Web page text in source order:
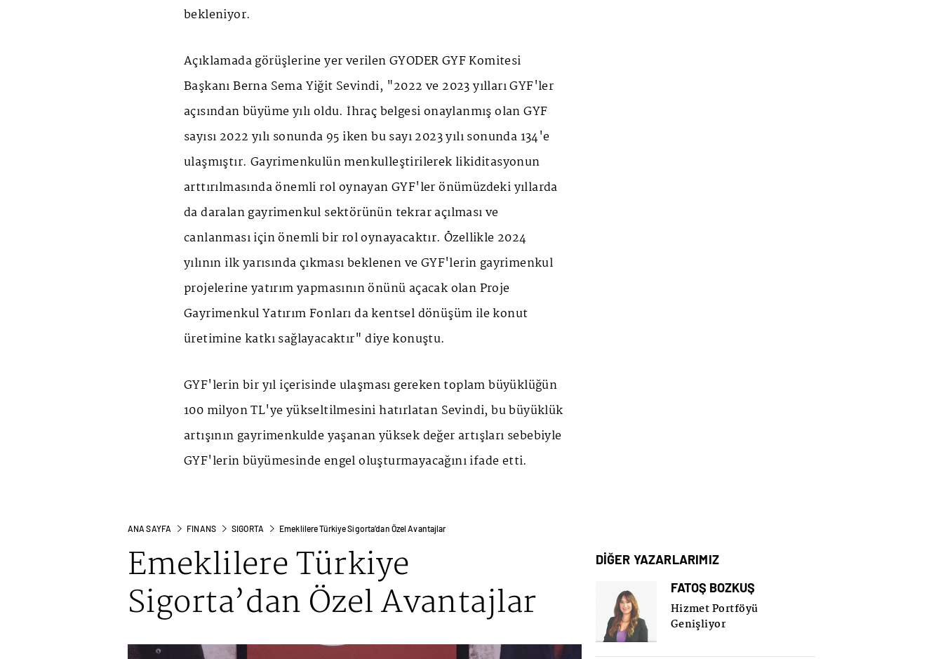
bekleniyor.
Açıklamada görüşlerine yer verilen GYODER GYF Komitesi
Başkanı Berna Sema Yiğit Sevindi, "2022 ve 2023 yılları GYF'ler
açısından büyüme yılı oldu. İhraç belgesi onaylanmış olan GYF
sayısı 2022 yılı sonunda 95 iken bu sayı 2023 yılı sonunda 134'e
ulaşmıştır. Gayrimenkulün menkulleştirilerek likiditasyonun
arttırılmasında önemli rol oynayan GYF'ler önümüzdeki yıllarda
da daralan gayrimenkul sektörünün tekrar açılması ve
canlanması için önemli bir rol oynayacaktır. Özellikle 2024
yılının ilk yarısında çıkması beklenen ve GYF'lerin gayrimenkul
projelerine yatırım yapmasının önünü açacak olan Proje
Gayrimenkul Yatırım Fonları da kentsel dönüşüm ile konut
üretimine katkı sağlayacaktır" diye konuştu.
GYF'lerin bir yıl içerisinde ulaşması gereken toplam büyüklüğün
100 milyon TL'ye yükseltilmesini hatırlatan Sevindi, bu büyüklük
artışının gayrimenkulde yaşanan yüksek değer artışları sebebiyle
GYF'lerin büyümesinde engel oluşturmayacağını ifade etti.
ANA SAYFA FINANS SIGORTA Emeklilere Türkiye Sigorta’dan Özel Avantajlar
Emeklilere Türkiye
Sigorta’dan Özel Avantajlar
DİĞER YAZARLARIMIZ
FATOŞ BOZKUŞ
Hizmet Portföyü
Genişliyor